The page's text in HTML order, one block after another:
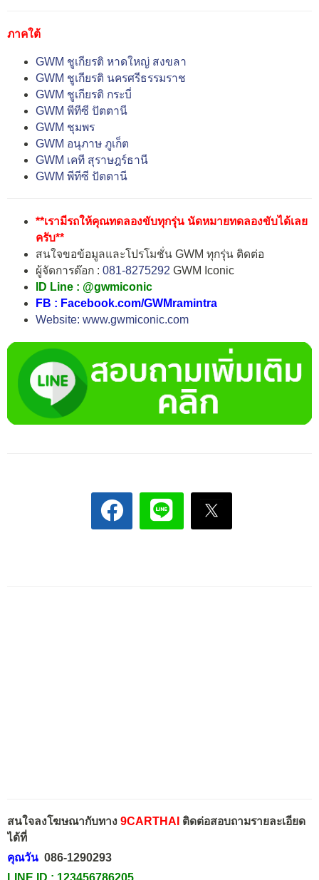
ภาคใต้
GWM ชูเกียรติ หาดใหญ่ สงขลา
GWM ชูเกียรติ นครศรีธรรมราช
GWM ชูเกียรติ กระบี่
GWM พีทีซี ปัตตานี
GWM ชุมพร
GWM อนุภาษ ภูเก็ต
GWM เคที สุราษฎร์ธานี
GWM พีทีซี ปัตตานี
**เรามีรถให้คุณทดลองขับทุกรุ่น นัดหมายทดลองขับได้เลย
ครับ**
สนใจขอข้อมูลและโปรโมชั่น GWM ทุกรุ่น ติดต่อ
ผู้จัดการด๊อก : 081-8275292 GWM Iconic
ID Line : @gwmiconic
FB : Facebook.com/GWMramintra
Website: www.gwmiconic.com
สนใจลงโฆษณากับทาง 9CARTHAI ติดต่อสอบถามรายละเอียด
ได้ที่
คุณวัน 086-1290293
LINE ID : 123456786205